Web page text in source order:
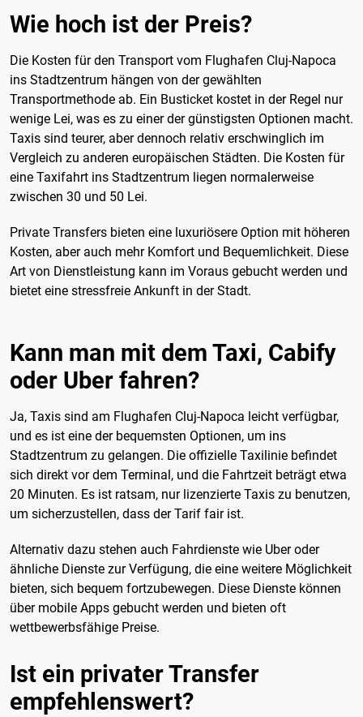
Wie hoch ist der Preis?
Die Kosten für den Transport vom Flughafen Cluj-Napoca
ins Stadtzentrum hängen von der gewählten
Transportmethode ab. Ein Busticket kostet in der Regel nur
wenige Lei, was es zu einer der günstigsten Optionen macht.
Taxis sind teurer, aber dennoch relativ erschwinglich im
Vergleich zu anderen europäischen Städten. Die Kosten für
eine Taxifahrt ins Stadtzentrum liegen normalerweise
zwischen 30 und 50 Lei.
Private Transfers bieten eine luxuriösere Option mit höheren
Kosten, aber auch mehr Komfort und Bequemlichkeit. Diese
Art von Dienstleistung kann im Voraus gebucht werden und
bietet eine stressfreie Ankunft in der Stadt.
Kann man mit dem Taxi, Cabify
oder Uber fahren?
Ja, Taxis sind am Flughafen Cluj-Napoca leicht verfügbar,
und es ist eine der bequemsten Optionen, um ins
Stadtzentrum zu gelangen. Die offizielle Taxilinie befindet
sich direkt vor dem Terminal, und die Fahrtzeit beträgt etwa
20 Minuten. Es ist ratsam, nur lizenzierte Taxis zu benutzen,
um sicherzustellen, dass der Tarif fair ist.
Alternativ dazu stehen auch Fahrdienste wie Uber oder
ähnliche Dienste zur Verfügung, die eine weitere Möglichkeit
bieten, sich bequem fortzubewegen. Diese Dienste können
über mobile Apps gebucht werden und bieten oft
wettbewerbsfähige Preise.
Ist ein privater Transfer
empfehlenswert?